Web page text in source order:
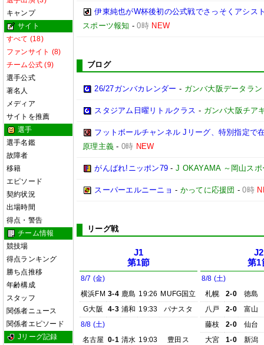
キャンプ
サイト
すべて (18)
ファンサイト (8)
チーム公式 (9)
選手公式
著名人
メディア
サイトを推薦
選手
選手名鑑
故障者
移籍
エピソード
契約状況
出場時間
得点・警告
チーム情報
競技場
得点ランキング
勝ち点推移
年齢構成
スタッフ
関係者ニュース
関係者エピソード
Jリーグ記録
伊東純也がW杯後初の公式戦でさっそくアシス
スポーツ報知 -0時 NEW
ブログ
26/27ガンバカレンダー - ガンバ大阪データラ
スタジアム日曜リトルクラス - ガンバ大阪チア
フットボールチャンネル Jリーグ、特別指定で
原理主義 - 0時 NEW
がんばれ!ニッポン79 -J OKAYAMA ～岡山ス
スーパーエルニーニョ - かってに応援団 -0時
リーグ戦
J1
第1節
8/7 (金)
横浜FM 3-4 鹿島 19:26 MUFG国立
G大阪
4-3 浦和 19:33
パナスタ
8/8 (土)
名古屋 0-1 清水 19:03
豊田ス
J2
第1
8/8 (土)
札幌
2-0
徳島
八戸
2-0
富山
藤枝
2-0
仙台
大宮
1-0
新潟